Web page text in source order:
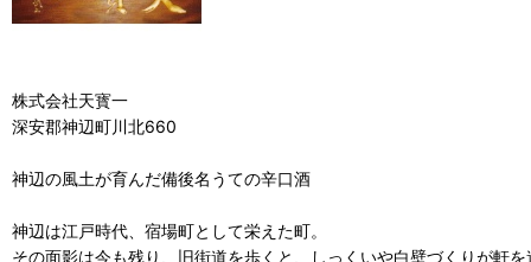
株式会社天寳一
深安郡神辺町川北660
神辺の風土が育んだ備後名うての辛口酒
神辺は江戸時代、宿場町として栄えた町。
その面影は今も残り、旧街道を歩くと、しっくいや白壁づくりが軒を